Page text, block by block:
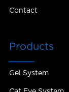
Contact
Products
Gel System